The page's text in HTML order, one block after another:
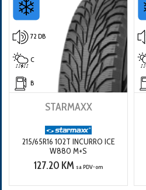
72 DB
C
B
STARMAXX
215/65R16 102T INCURRO ICE
W880 M+S
127.20 KM sa PDV-om